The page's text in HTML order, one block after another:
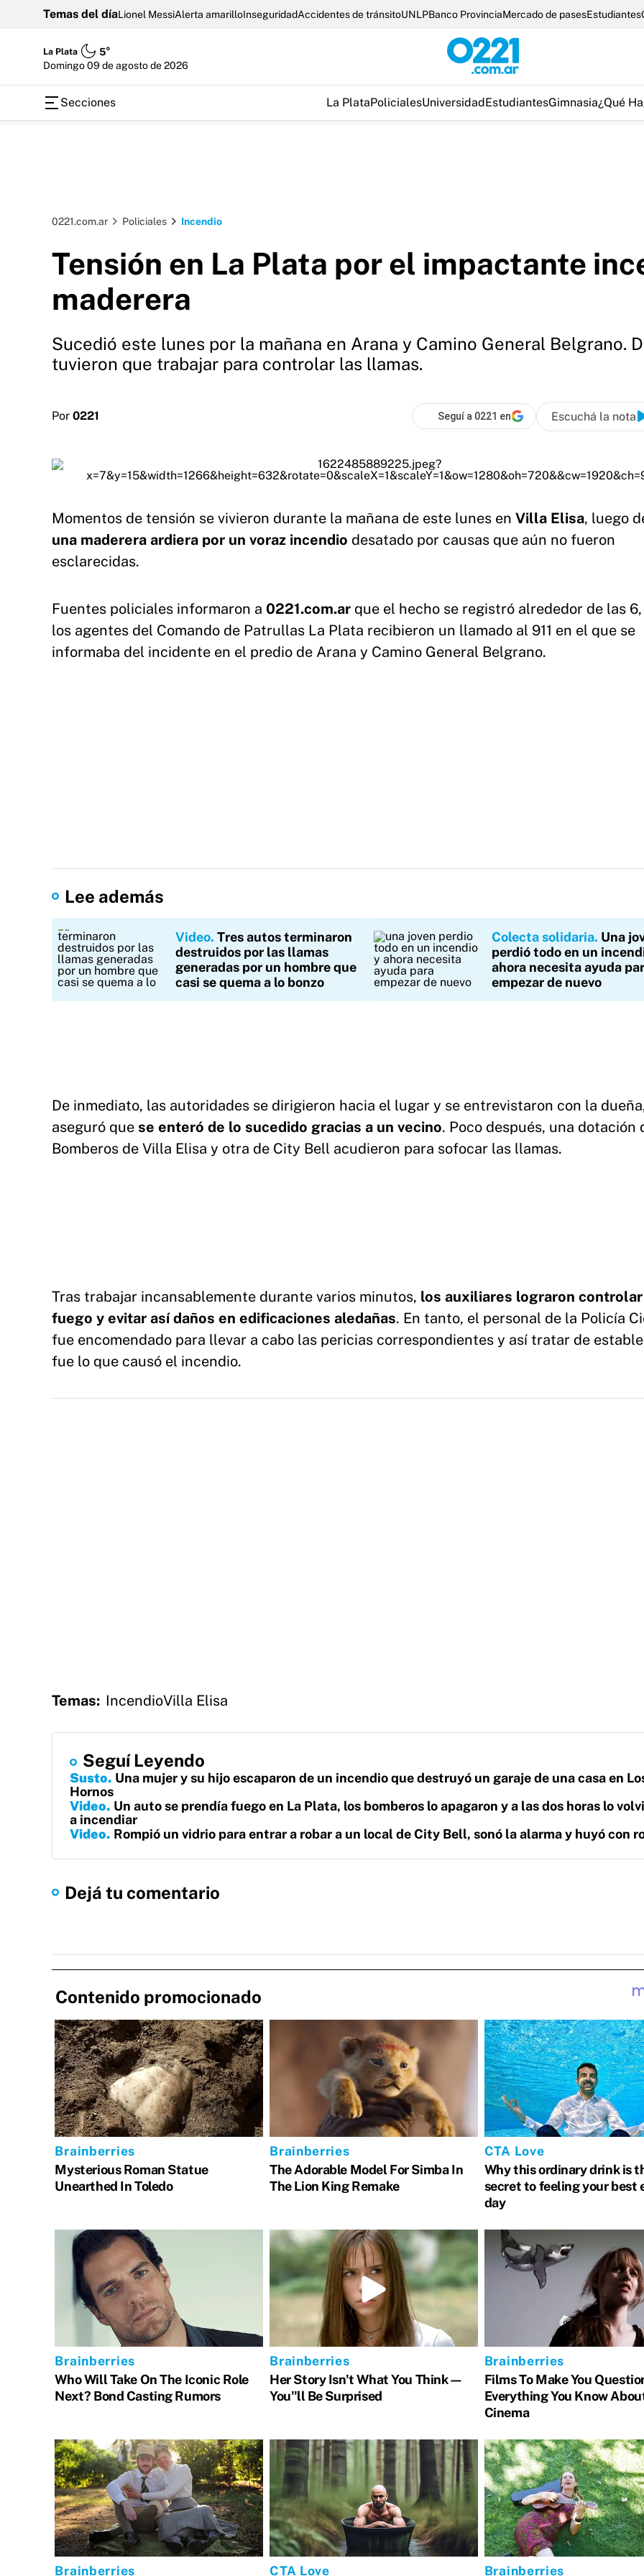
Temas del díaLionel MessiAlerta amarilloInseguridadAccidentes de tránsitoUNLPBanco ProvinciaMercado de pasesEstudiantes
La Plata
5°
domingo 09 de agosto de 2026
Secciones La PlataPolicialesUniversidadEstudiantesGimnasia¿Qué
0221.com.ar Policiales Incendio
Tensión en La Plata por el impactante
maderera
Sucedió este lunes por la mañana en Arana y Camino General Belgrano.
tuvieron que trabajar para controlar las llamas.
Por 0221 Seguí a 0221 en Escuchá la nota
Momentos de tensión se vivieron durante la mañana de este lunes en Villa Elisa, luego
una maderera ardiera por un voraz incendio desatado por causas que aún no fueron
esclarecidas.
Fuentes policiales informaron a 0221.com.ar que el hecho se registró alrededor de las
los agentes del Comando de Patrullas La Plata recibieron un llamado al 911 en el que se
informaba del incidente en el predio de Arana y Camino General Belgrano.
Lee además
Video Tres autos terminaron
destruidos por las llamas
generadas por un hombre que
casi se quema a lo bonzo
Colecta solidaria Una
perdió todo en un
ahora necesita ayuda
empezar de nuevo
De inmediato, las autoridades se dirigieron hacia el lugar y se entrevistaron con la
aseguró que se enteró de lo sucedido gracias a un vecino. Poco después, una dotación
Bomberos de Villa Elisa y otra de City Bell acudieron para sofocar las llamas.
Tras trabajar incansablemente durante varios minutos, los auxiliares lograron
fuego y evitar así daños en edificaciones aledañas. En tanto, el personal de la Policía
fue encomendado para llevar a cabo las pericias correspondientes y así tratar de
fue lo que causó el incendio.
Temas: IncendioVilla Elisa
Seguí Leyendo
Susto Una mujer y su hijo escaparon de un incendio que destruyó un garaje de una casa en
Hornos
Video Un auto se prendía fuego en La Plata, los bomberos lo apagaron y a las dos horas lo
a incendiar
Video Rompió un vidrio para entrar a robar a un local de City Bell, sonó la alarma y huyó con
Dejá tu comentario